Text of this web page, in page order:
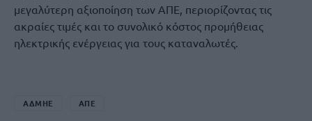
μεγαλύτερη αξιοποίηση των ΑΠΕ, περιορίζοντας τις
ακραίες τιμές και το συνολικό κόστος προμήθειας
ηλεκτρικής ενέργειας για τους καταναλωτές.
ΑΔΜΗΕ ΑΠΕ